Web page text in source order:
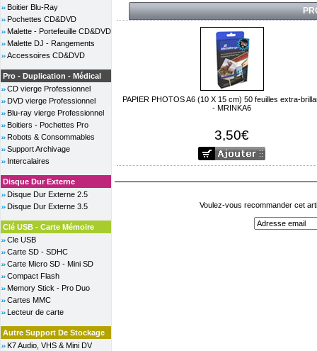
Boitier Blu-Ray
Pochettes CD&DVD
Malette - Portefeuille CD&DVD
Malette DJ - Rangements
Accessoires CD&DVD
Pro - Duplication - Médical
CD vierge Professionnel
DVD vierge Professionnel
Blu-ray vierge Professionnel
Boitiers - Pochettes Pro
Robots & Consommables
Support Archivage
Intercalaires
Disque Dur Externe
Disque Dur Externe 2.5
Disque Dur Externe 3.5
Clé USB - Carte Mémoire
Cle USB
Carte SD - SDHC
Carte Micro SD - Mini SD
Compact Flash
Memory Stick - Pro Duo
Cartes MMC
Lecteur de carte
Autre Support De Stockage
K7 Audio, VHS & Mini DV
PAPIER PHOTOS A6 (10 X 15 cm) 50 feuilles extra-
- MRINKA6
3,50€
Voulez-vous recommander cet